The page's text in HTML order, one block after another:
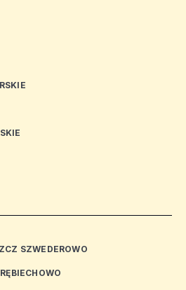
SZWEDEROWO